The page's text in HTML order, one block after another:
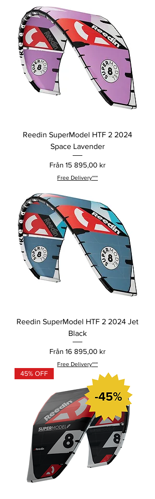
Reedin SuperModel HTF 2 2024
Space Lavender
Från 15 895,00 kr
Reapris
Free Delivery***
Reedin SuperModel HTF 2 2024 Jet
Black
Från 16 895,00 kr
Reapris
Free Delivery***
45% OFF